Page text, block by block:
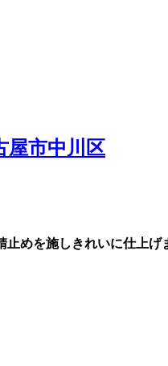
屋市中川区
止めを施しきれいに仕上げ